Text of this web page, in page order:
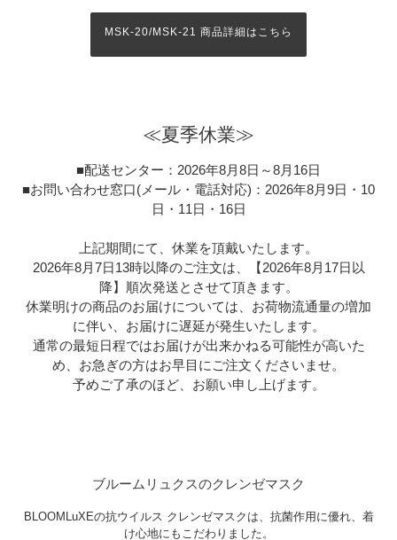
エアータイプの詳細はこちらから
≪夏季休業≫
■配送センター：2026年8月8日～8月16日
■お問い合わせ窓口(メール・電話対応)：2026年8月9日・10
日・11日・16日
上記期間にて、休業を頂戴いたします。
2026年8月7日13時以降のご注文は、【2026年8月17日以
降】順次発送とさせて頂きます。
休業明けの商品のお届けについては、お荷物流通量の増加
に伴い、お届けに遅延が発生いたします。
通常の最短日程ではお届けが出来かねる可能性が高いた
め、お急ぎの方はお早目にご注文くださいませ。
予めご了承のほど、お願い申し上げます。
ブルームリュクスのクレンゼマスク
BLOOMLuXEの抗ウイルス クレンゼマスクは、抗菌作用に優れ、着
け心地にもこだわりました。